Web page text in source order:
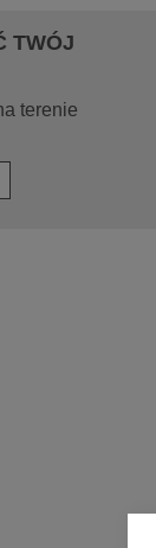
TWÓJ
terenie